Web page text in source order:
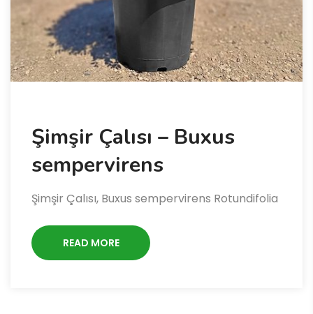
Şimşir Çalısı – Buxus
sempervirens
Şimşir Çalısı, Buxus sempervirens Rotundifolia
READ MORE